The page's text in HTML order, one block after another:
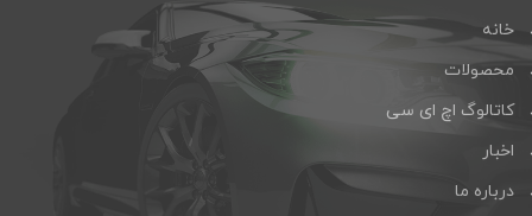
خانه
محصولات
کاتالوگ اچ ای سی
اخبار
درباره ما